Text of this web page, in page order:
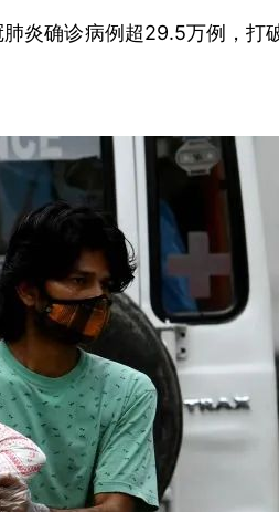
炎确诊病例超29.5万例，打